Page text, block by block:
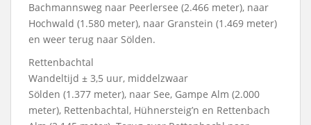
Bachmannsweg naar Peerlersee (2.466 meter), naar
Hochwald (1.580 meter), naar Granstein (1.469 meter)
en weer terug naar Sölden.
Rettenbachtal
Wandeltijd ± 3,5 uur, middelzwaar
Sölden (1.377 meter), naar See, Gampe Alm (2.000
meter), Rettenbachtal, Hühnersteig’n en Rettenbach